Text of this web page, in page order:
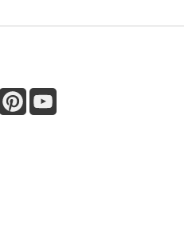
PinterestYouTube